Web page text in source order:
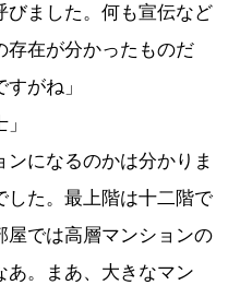
びました。何も宣伝など
存在が分かったものだ
がね」
ンになるのかは分かりま
した。最上階は十二階で
屋では高層マンションの
あ。まあ、大きなマン